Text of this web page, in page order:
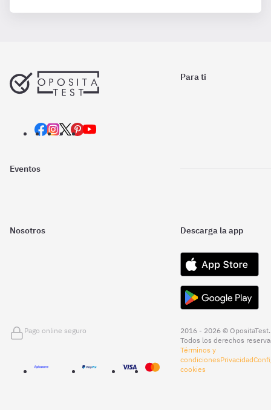
Para ti
Eventos
Nosotros Descarga la app
Pago online seguro
2016 - 2026 © OpositaTest.
Todos los derechos
Términos y
condicionesPrivacidad
cookies